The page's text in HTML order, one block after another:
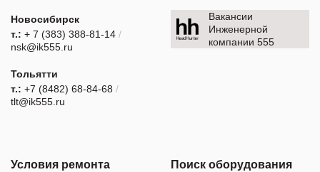
Новосибирск
т.: + 7 (383) 388-81-14 /
nsk@ik555.ru
Тольятти
т.: +7 (8482) 68-84-68 /
tlt@ik555.ru
Вакансии
Инженерной
компании 555
Условия ремонта Поиск оборудования